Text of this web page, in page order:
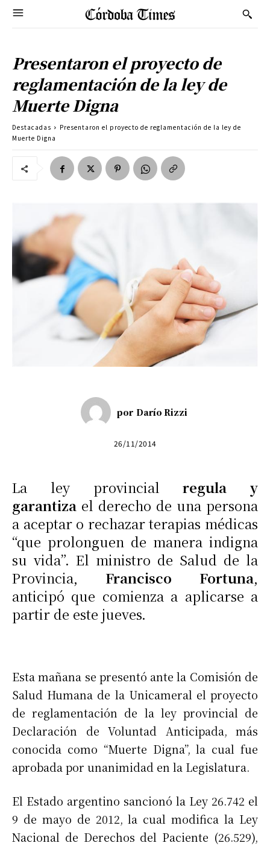
Presentaron el proyecto de
reglamentación de la ley de
Muerte Digna
Destacadas
Presentaron el proyecto de reglamentación de la ley de
Muerte Digna
por Darío Rizzi
26/11/2014
La ley provincialregula y
garantiza el derecho de una persona
a aceptar o rechazar terapias médicas
“que prolonguen de manera indigna
su vida”. El ministro de Salud de la
Provincia, Francisco Fortuna,
anticipó que comienza a aplicarse a
partir de este jueves.
Esta mañana se presentó ante la Comisión de
Salud Humana de la Unicameral el proyecto
de reglamentación de la ley provincial de
Declaración de Voluntad Anticipada, más
conocida como “Muerte Digna”, la cual fue
aprobada por unanimidad en la Legislatura.
El Estado argentino sancionó la Ley 26.742 el
9 de mayo de 2012, la cual modifica la Ley
Nacional de Derechos del Paciente (26.529),